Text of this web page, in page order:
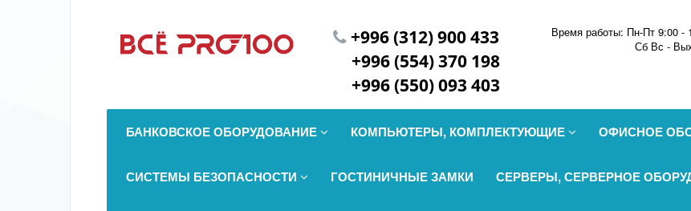
+996 (312) 900 433
+996 (554) 370 198
+996 (550) 093 403
Время работы: Пн-Пт 9:00 -
Сб Вс -
БАНКОВСКОЕ ОБОРУДОВАНИЕ КОМПЬЮТЕРЫ, КОМПЛЕКТУЮЩИЕ ОФИСНОЕ
СИСТЕМЫ БЕЗОПАСНОСТИ ГОСТИНИЧНЫЕ ЗАМКИ СЕРВЕРЫ, СЕРВЕРНОЕ